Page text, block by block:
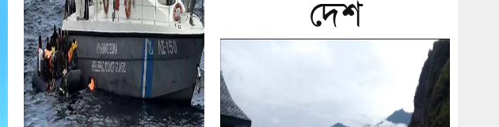
দেশ